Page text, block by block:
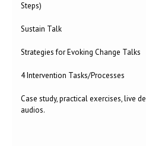
Steps)
Sustain Talk
Strategies for Evoking Change Talks
4 Intervention Tasks/Processes
Case study, practical exercises, live
audios.